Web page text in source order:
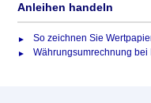
Anleihen handeln
So zeichnen Sie
Währungsumrechnung